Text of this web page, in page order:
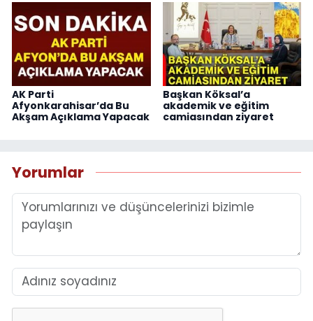
AK Parti
Afyonkarahisar’da Bu
Akşam Açıklama Yapacak
Başkan Köksal’a
akademik ve eğitim
camiasından ziyaret
Yorumlar